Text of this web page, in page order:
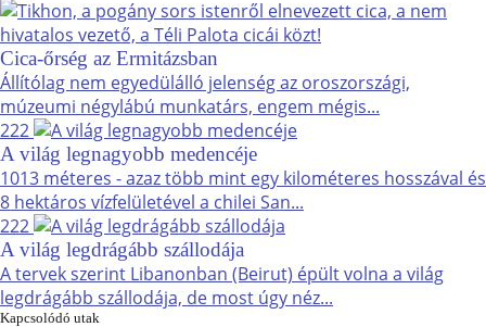
Cica-őrség az Ermitázsban
Állítólag nem egyedülálló jelenség az oroszországi,
múzeumi négylábú munkatárs, engem mégis...
222
A világ legnagyobb medencéje
1013 méteres - azaz több mint egy kilométeres hosszával és
8 hektáros vízfelületével a chilei San...
222
A világ legdrágább szállodája
A tervek szerint Libanonban (Beirut) épült volna a világ
legdrágább szállodája, de most úgy néz...
Kapcsolódó utak